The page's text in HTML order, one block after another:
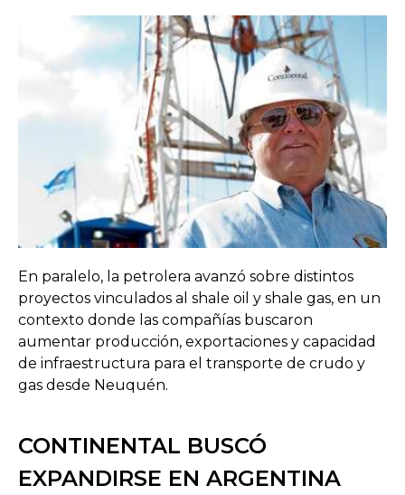
En paralelo, la petrolera avanzó sobre distintos
proyectos vinculados al shale oil y shale gas, en un
contexto donde las compañías buscaron
aumentar producción, exportaciones y capacidad
de infraestructura para el transporte de crudo y
gas desde Neuquén.
CONTINENTAL BUSCÓ
EXPANDIRSE EN ARGENTINA